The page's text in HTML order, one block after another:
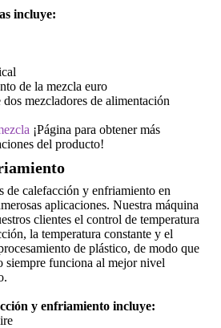
incluye:
de la mezcla euro
mezcladores de alimentación
¡Página para obtener más
del producto!
de calefacción y enfriamiento en
aplicaciones. Nuestra máquina
clientes el control de temperatura
la temperatura constante y el
de plástico, de modo que
siempre funciona al mejor nivel
y enfriamiento incluye: